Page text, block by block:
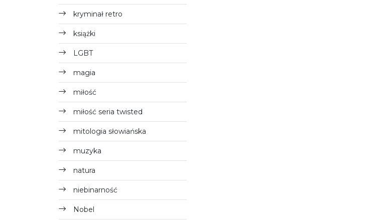
kryminał retro
książki
LGBT
magia
miłość
miłość seria twisted
mitologia słowiańska
muzyka
natura
niebinarność
Nobel